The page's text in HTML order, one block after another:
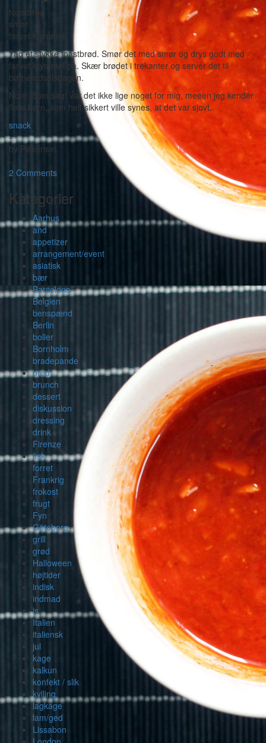
toastbrød
smør
farvet krymmel
Tag et stykke toastbrød. Smør det med smør og drys godt med
farvet krymmel på. Skær brødet i trekanter og servér det til
børnefødselsdagen.
Note: Som sagt var det ikke lige noget for mig, meeen jeg kender
flere børn, som helt sikkert ville synes, at det var sjovt.
snack
-
by Piskeriset
-
2 Comments
Kategorier
Aarhus
and
appetizer
arrangement/event
asiatisk
bær
Barcelona
Belgien
benspænd
Berlin
boller
Bornholm
bradepande
brød
brunch
dessert
diskussion
dressing
drink
Firenze
fisk
forret
Frankrig
frokost
frugt
Fyn
Göteborg
grill
grød
Halloween
højtider
indisk
indmad
is
Italien
italiensk
jul
kage
kalkun
konfekt / slik
kylling
lagkage
lam/ged
Lissabon